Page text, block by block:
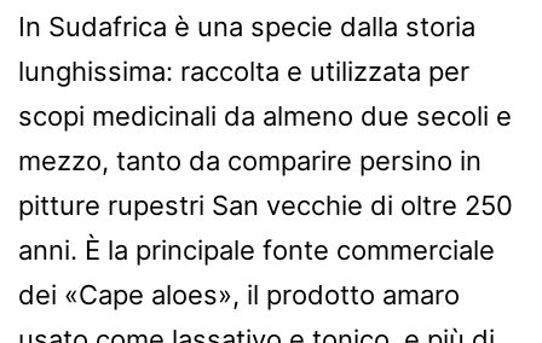
In Sudafrica è una specie dalla storia
lunghissima: raccolta e utilizzata per
scopi medicinali da almeno due secoli e
mezzo, tanto da comparire persino in
pitture rupestri San vecchie di oltre 250
anni. È la principale fonte commerciale
dei «Cape aloes», il prodotto amaro